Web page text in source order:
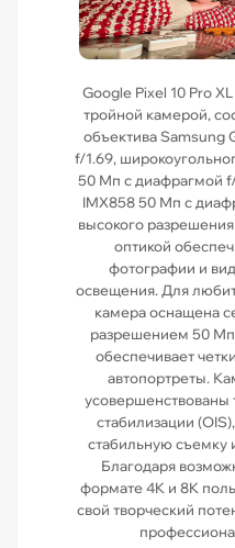
Google Pixel 10 Pro
тройной камерой,
объектива Samsung
f/1.69,
50 Мп с диафрагмой
IMX858 50 Мп с
высокого
оптикой
фотографии и
освещения. Для
камера оснащена
разрешением 50
обеспечивает
автопортреты.
усовершенствованы
стабилизации
стабильную съемку
Благодаря
формате 4K и 8K
свой творческий